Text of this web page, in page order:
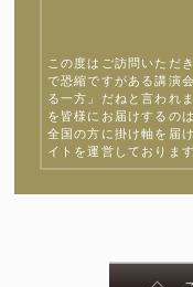
この度はご訪問いただ
で恐縮ですがある講演
る一方」だねと言われ
を皆様にお届けするの
全国の方に掛け軸を届
イトを運営しております